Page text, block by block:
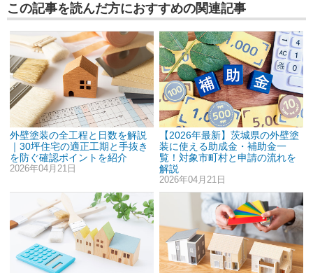
この記事を読んだ方におすすめの関連記事
外壁塗装の全工程と日数を解説
｜30坪住宅の適正工期と手抜き
を防ぐ確認ポイントを紹介
2026年04月21日
【2026年最新】茨城県の外壁塗
装に使える助成金・補助金一
覧！対象市町村と申請の流れを
解説
2026年04月21日